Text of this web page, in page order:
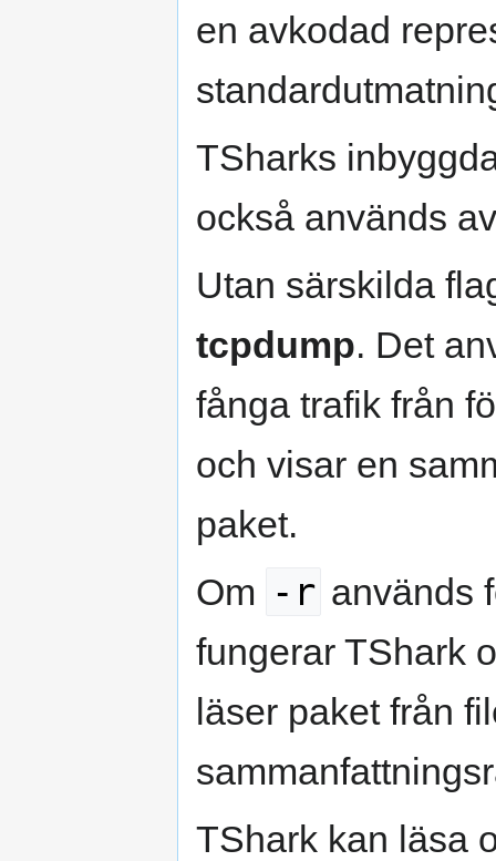
en avkodad
TSharks
också används
Utan särskilda
tcpdump. Det
fånga trafik från
och visar en
paket.
Om -r används
fungerar TShark
läser paket från
TShark kan läsa